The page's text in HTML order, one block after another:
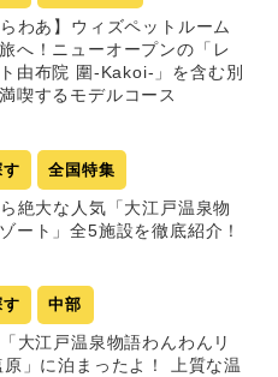
わあ】ウィズペットルーム
へ！ニューオープンの「レ
由布院 圍-Kakoi-」を含む別
喫するモデルコース
す 全国特集
絶大な人気「大江戸温泉物
ート」全5施設を徹底紹介！
す 中部
大江戸温泉物語わんわんリ
」に泊まったよ！ 上質な温